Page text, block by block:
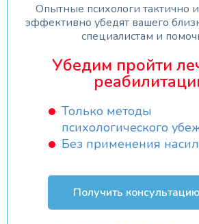
Опытные психологи тактично
эффективно убедят вашего
специалистам и
Убедим пройти
Только методы
психологического
Без применения
Получить консультацию